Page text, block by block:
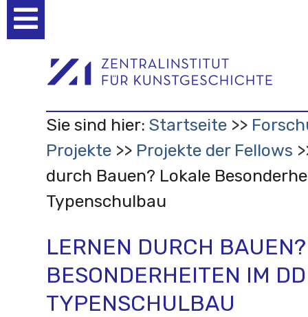
Werkzeuge
Sie sind hier: Startseite
Projekte
Projekte der Fellows
durch Bauen? Lokale
Typenschulbau
LERNEN DURCH
BESONDERHEITEN IM
TYPENSCHULBAU